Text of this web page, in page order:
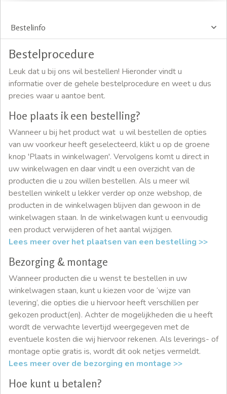
Bestelinfo
Bestelprocedure
Leuk dat u bij ons wil bestellen! Hieronder vindt u
informatie over de gehele bestelprocedure en weet u dus
precies waar u aantoe bent.
Hoe plaats ik een bestelling?
Wanneer u bij het product wat u wil bestellen de opties
van uw voorkeur heeft geselecteerd, klikt u op de groene
knop 'Plaats in winkelwagen'. Vervolgens komt u direct in
uw winkelwagen en daar vindt u een overzicht van de
producten die u zou willen bestellen. Als u meer wil
bestellen winkelt u lekker verder op onze webshop, de
producten in de winkelwagen blijven dan gewoon in de
winkelwagen staan. In de winkelwagen kunt u eenvoudig
een product verwijderen of het aantal wijzigen.
Lees meer over het plaatsen van een bestelling >>
Bezorging & montage
Wanneer producten die u wenst te bestellen in uw
winkelwagen staan, kunt u kiezen voor de ‘wijze van
levering’, die opties die u hiervoor heeft verschillen per
gekozen product(en). Achter de mogelijkheden die u heeft
wordt de verwachte levertijd weergegeven met de
eventuele kosten die wij hiervoor rekenen. Als leverings- of
montage optie gratis is, wordt dit ook netjes vermeldt.
Lees meer over de bezorging en montage >>
Hoe kunt u betalen?